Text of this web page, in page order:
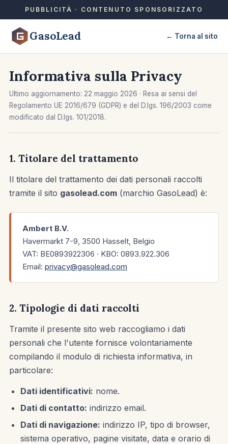
PUBBLICITÀ · CONTENUTO SPONSORIZZATO
GasoLead ← Torna al sito
Informativa sulla Privacy
Ultimo aggiornamento: 22 maggio 2026 · Resa ai sensi del
Regolamento UE 2016/679 (GDPR) e del D.lgs. 196/2003 come
modificato dal D.lgs. 101/2018.
1. Titolare del trattamento
Il titolare del trattamento dei dati personali raccolti
tramite il sito gasolead.com (marchio GasoLead) è:
Ambert B.V.
Havermarkt 7-9, 3500 Hasselt, Belgio
VAT: BE0893922306 · KBO: 0893.922.306
Email: privacy@gasolead.com
2. Tipologie di dati raccolti
Tramite il presente sito web raccogliamo i dati
personali che l'utente fornisce volontariamente
compilando il modulo di richiesta informativa, in
particolare:
Dati identificativi: nome.
Dati di contatto: indirizzo email.
Dati di navigazione: indirizzo IP, tipo di browser,
sistema operativo, pagine visitate, data e orario di